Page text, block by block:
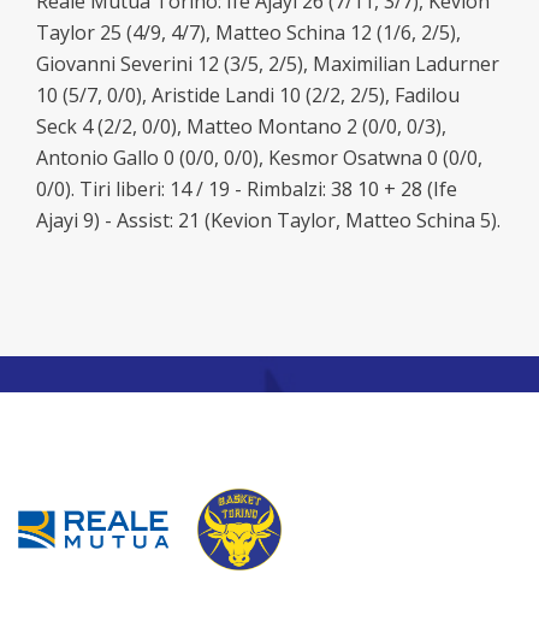
Taylor 25 (4/9, 4/7), Matteo Schina 12 (1/6, 2/5),
Giovanni Severini 12 (3/5, 2/5), Maximilian Ladurner
10 (5/7, 0/0), Aristide Landi 10 (2/2, 2/5), Fadilou
Seck 4 (2/2, 0/0), Matteo Montano 2 (0/0, 0/3),
Antonio Gallo 0 (0/0, 0/0), Kesmor Osatwna 0 (0/0,
0/0). Tiri liberi: 14 / 19 - Rimbalzi: 38 10 + 28 (Ife
Ajayi 9) - Assist: 21 (Kevion Taylor, Matteo Schina 5).